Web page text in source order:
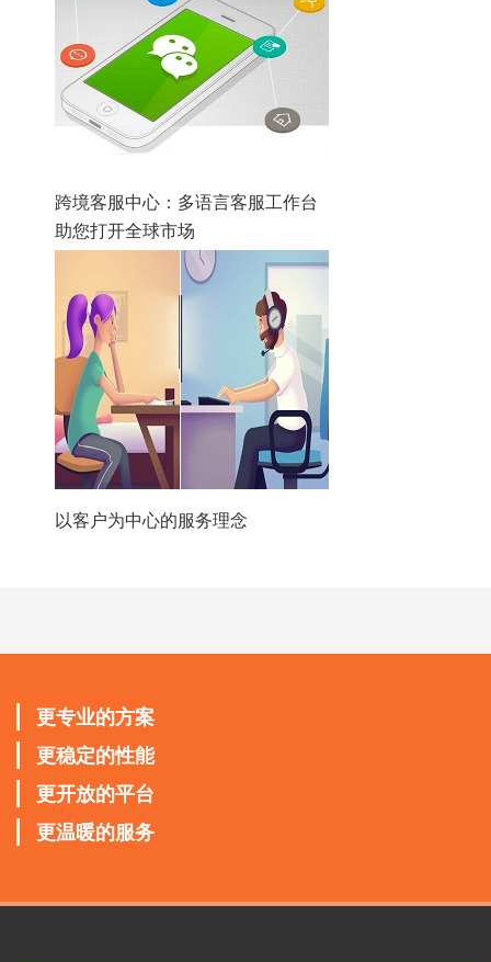
跨境客服中心：多语言客服工作台
助您打开全球市场
以客户为中心的服务理念
更专业的方案
更稳定的性能
更开放的平台
更温暖的服务